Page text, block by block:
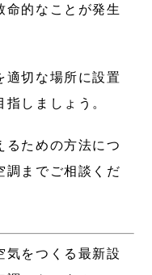
命的なことが発生
適切な場所に設置
しましょう。
るための方法につ
調までご相談くだ
気をつくる最新設